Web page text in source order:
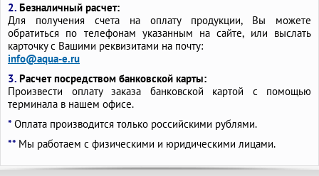
2. Безналичный расчет:
Для получения счета на оплату продукции, Вы можете
обратиться по телефонам указанным на сайте, или выслать
карточку с Вашими реквизитами на почту:
info@aqua-e.ru
3. Расчет посредством банковской карты:
Произвести оплату заказа банковской картой с помощью
терминала в нашем офисе.
* Оплата производится только российскими рублями.
** Мы работаем с физическими и юридическими лицами.